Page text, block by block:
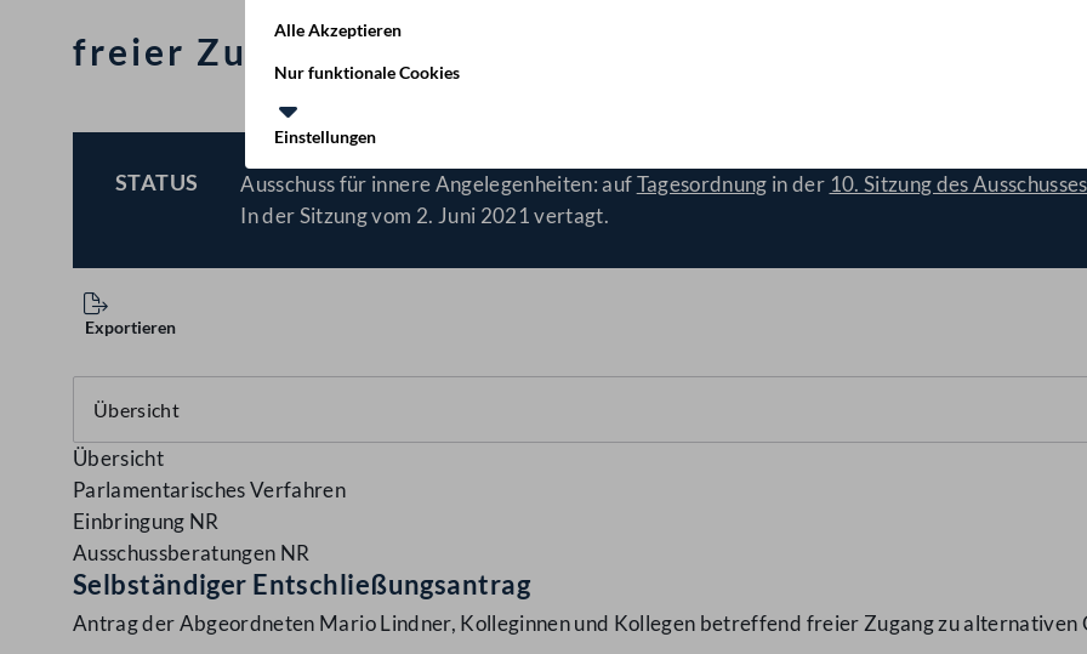
Alle Akzeptieren
Nur funktionale Cookies
Einstellungen
freier Zugang zu alternativen Geschlechtseinträgen
STATUS
BESCHLOSSEN
Ausschuss für innere Angelegenheiten: aufTagesordnung in der 10. Sitzung des Ausschusses
In der Sitzung vom 2. Juni 2021 vertagt.
Exportieren
Übersicht
Parlamentarisches Verfahren
Einbringung NR
Ausschussberatungen NR
Selbständiger Entschließungsantrag
Antrag der Abgeordneten Mario Lindner, Kolleginnen und Kollegen betreffend freier Zugang zu alternativen